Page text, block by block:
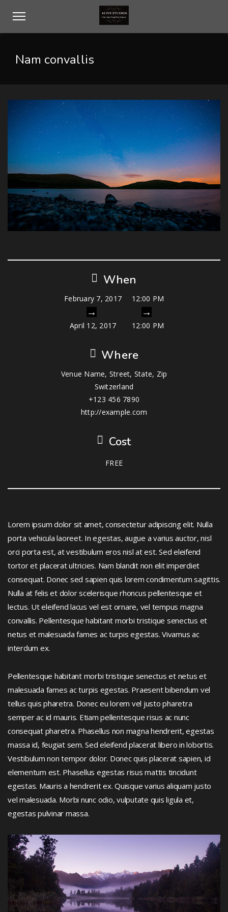
Nam convallis
When
February 7, 2017
April 12, 2017
12:00 PM
12:00 PM
Where
Venue Name, Street, State, Zip
Switzerland
+123 456 7890
http://example.com
Cost
FREE
Lorem ipsum dolor sit amet, consectetur adipiscing elit. Nulla
porta vehicula laoreet. In egestas, augue a varius auctor, nisl
orci porta est, at vestibulum eros nisl at est. Sed eleifend
tortor et placerat ultricies. Nam blandit non elit imperdiet
consequat. Donec sed sapien quis lorem condimentum sagittis.
Nulla at felis et dolor scelerisque rhoncus pellentesque et
lectus. Ut eleifend lacus vel est ornare, vel tempus magna
convallis. Pellentesque habitant morbi tristique senectus et
netus et malesuada fames ac turpis egestas. Vivamus ac
interdum ex.
Pellentesque habitant morbi tristique senectus et netus et
malesuada fames ac turpis egestas. Praesent bibendum vel
tellus quis pharetra. Donec eu lorem vel justo pharetra
semper ac id mauris. Etiam pellentesque risus ac nunc
consequat pharetra. Phasellus non magna hendrerit, egestas
massa id, feugiat sem. Sed eleifend placerat libero in lobortis.
Vestibulum non tempor dolor. Donec quis placerat sapien, id
elementum est. Phasellus egestas risus mattis tincidunt
egestas. Mauris a hendrerit ex. Quisque varius aliquam justo
vel malesuada. Morbi nunc odio, vulputate quis ligula et,
egestas pulvinar massa.